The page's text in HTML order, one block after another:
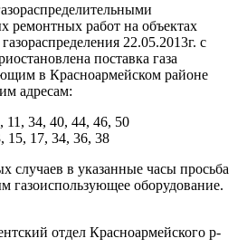
ремонтных работ на объектах
22.05.2013г. с
поставка газа
в Красноармейском районе
адресам:
11, 34, 40, 44, 46, 50
15, 17, 34, 36, 38
случаев в указанные часы просьба
газоиспользующее оборудование.
отдел Красноармейского р-